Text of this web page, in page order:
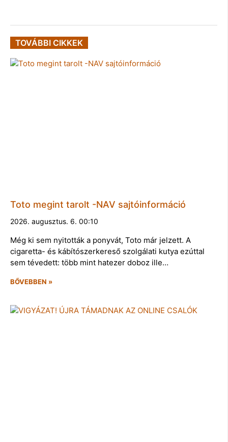
TOVÁBBI CIKKEK
Toto megint tarolt -NAV sajtóinformáció
2026. augusztus. 6. 00:10
Még ki sem nyitották a ponyvát, Toto már jelzett. A
cigaretta- és kábítószerkereső szolgálati kutya ezúttal
sem tévedett: több mint hatezer doboz ille…
BŐVEBBEN »